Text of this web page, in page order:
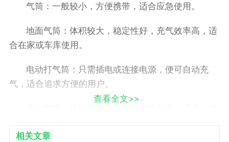
气筒：一般较小，方便携带，适合应急使用。
地面气筒：体积较大，稳定性好，充气效率高，适
合在家或车库使用。
电动打气筒：只需插电或连接电源，便可自动充
气，适合追求方便的用户。
查看全文>>
相关文章